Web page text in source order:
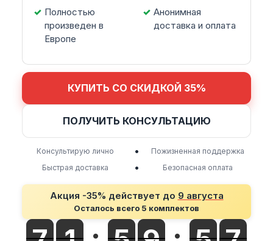
Полностью
произведен в
Европе
Анонимная
доставка и оплата
КУПИТЬ СО СКИДКОЙ 35%
ПОЛУЧИТЬ КОНСУЛЬТАЦИЮ
Консультирую лично •
Пожизненная поддержка
Быстрая доставка
• Безопасная оплата
Акция -35% действует до 9 августа
Осталось всего 5 комплектов